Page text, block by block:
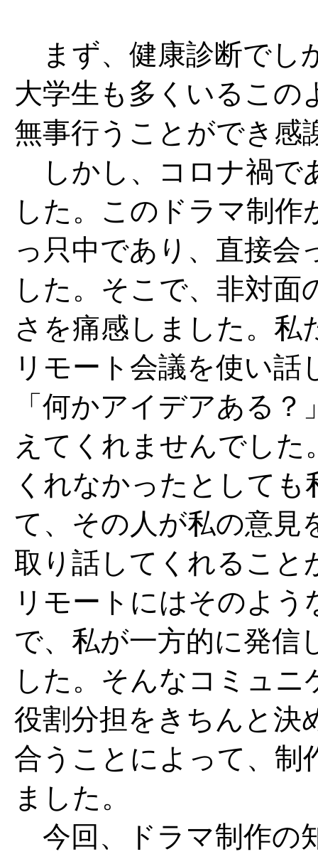
まず、健康診断でし
大学生も多くいるこの
無事行うことができ感
しかし、コロナ禍で
した。このドラマ制作
っ只中であり、直接会
した。そこで、非対
さを痛感しました。私
リモート会議を使い
「何かアイデアある
えてくれませんでし
くれなかったとして
て、その人が私の意見
取り話してくれること
リモートにはそのよ
で、私が一方的に発信
した。そんなコミュ
役割分担をきちんと決
合うことによって、制
ました。
今回、ドラマ制作の